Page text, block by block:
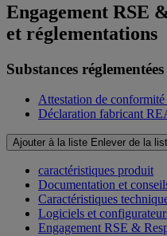
Engagement RSE
et réglementations
Substances réglementées
Attestation de
Déclaration fabricant
Ajouter à la liste Enlever de la
caractéristiques produit
Documentation et
Caractéristiques
Logiciels et
Engagement RSE &